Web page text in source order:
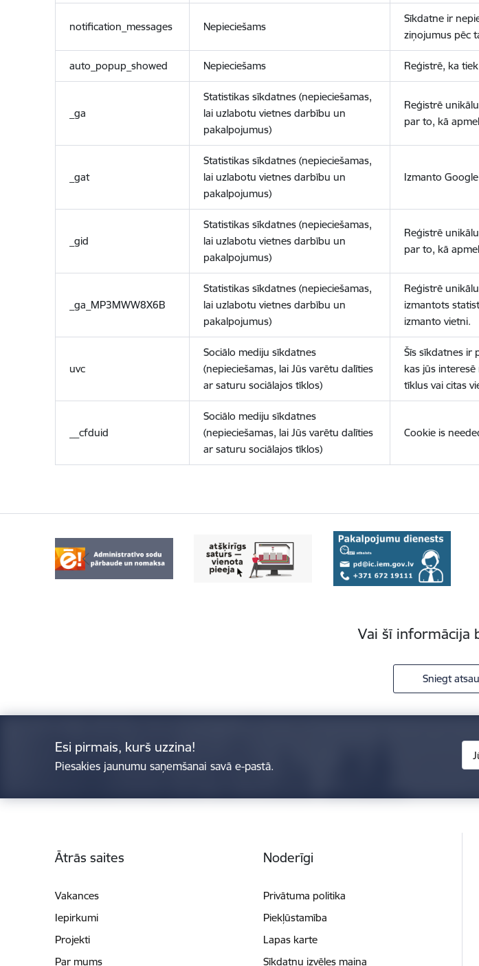
notification_messages Nepieciešams
Sīkdatne ir
ziņojumus pēc
auto_popup_showed Nepieciešams Reģistrē, ka
_ga
Statistikas sīkdatnes (nepieciešamas,
lai uzlabotu vietnes darbību un
pakalpojumus)
Reģistrē
par to, kā
_gat
Statistikas sīkdatnes (nepieciešamas,
lai uzlabotu vietnes darbību un
pakalpojumus)
Izmanto
_gid
Statistikas sīkdatnes (nepieciešamas,
lai uzlabotu vietnes darbību un
pakalpojumus)
Reģistrē
par to, kā
_ga_MP3MWW8X6B
Statistikas sīkdatnes (nepieciešamas,
lai uzlabotu vietnes darbību un
pakalpojumus)
Reģistrē
izmantots
izmanto vietni.
uvc
Sociālo mediju sīkdatnes
(nepieciešamas, lai Jūs varētu dalīties
ar saturu sociālajos tīklos)
Šīs sīkdatnes ir
kas jūs
tīklus vai citas
__cfduid
Sociālo mediju sīkdatnes
(nepieciešamas, lai Jūs varētu dalīties
ar saturu sociālajos tīklos)
Cookie is
Vai šī informācija
Sniegt
Esi pirmais, kurš uzzina!
Piesakies jaunumu saņemšanai savā e-pastā.
Ātrās saites
Vakances
Iepirkumi
Projekti
Par mums
Noderīgi
Privātuma politika
Piekļūstamība
Lapas karte
Sīkdatņu izvēles maiņa